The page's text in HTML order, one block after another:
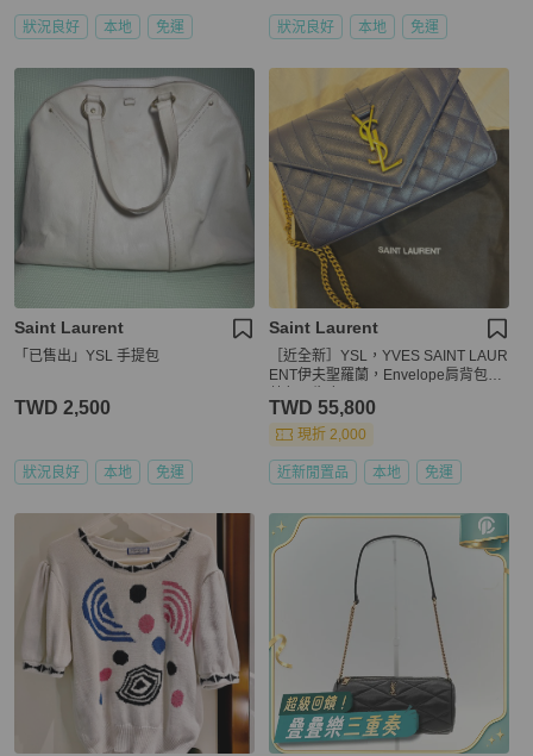
狀況良好 本地 免運 狀況良好 本地 免運
Saint Laurent
「已售出」YSL 手提包
TWD 2,500
狀況良好 本地 免運
Saint Laurent
［近全新］YSL，YVES SAINT LAUR
ENT伊夫聖羅蘭，Envelope肩背包，
TWD 55,800
現折 2,000
近新閒置品 本地 免運